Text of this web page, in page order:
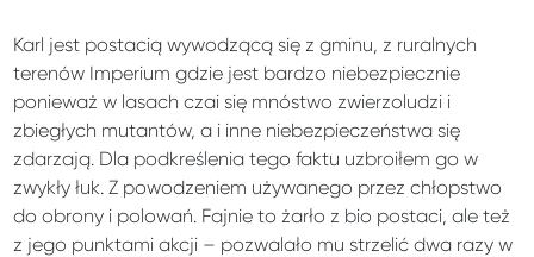
Karl jest postacią wywodzącą się z gminu, z ruralnych
terenów Imperium gdzie jest bardzo niebezpiecznie
ponieważ w lasach czai się mnóstwo zwierzoludzi i
zbiegłych mutantów, a i inne niebezpieczeństwa się
zdarzają. Dla podkreślenia tego faktu uzbroiłem go w
zwykły łuk. Z powodzeniem używanego przez chłopstwo
do obrony i polowań. Fajnie to żarło z bio postaci, ale też
z jego punktami akcji – pozwalało mu strzelić dwa razy w